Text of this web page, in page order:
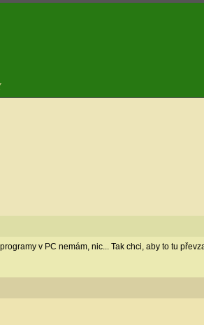
v PC nemám, nic... Tak chci, aby to tu